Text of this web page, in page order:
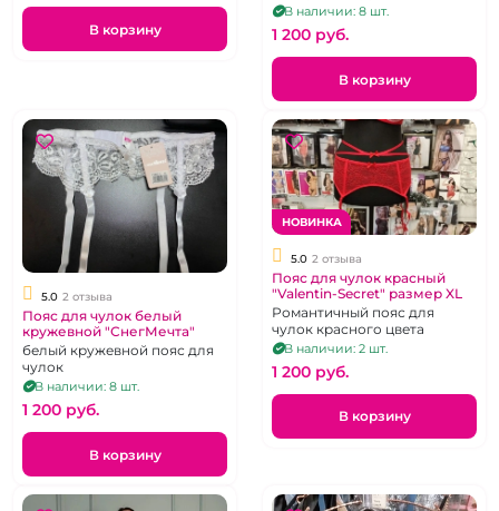
В корзину
микросетки. Размер М.
В наличии: 8 шт.
1 200 pуб.
В корзину
5.0 2 отзыва
Пояс для чулок белый
кружевной "СнегМечта"
белый кружевной пояс для
чулок
В наличии: 8 шт.
1 200 pуб.
В корзину
НОВИНКА
5.0 2 отзыва
Пояс для чулок красный
"Valentin-Secret" размер XL
Романтичный пояс для
чулок красного цвета
В наличии: 2 шт.
1 200 pуб.
В корзину